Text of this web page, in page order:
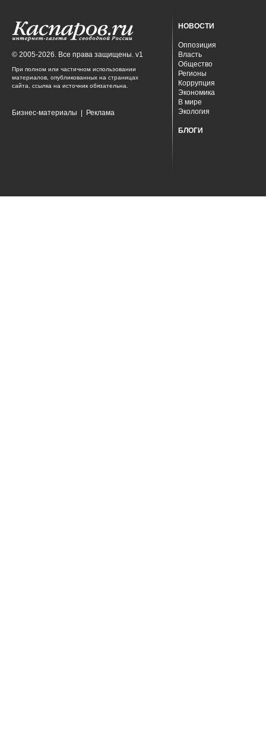
© 2005-2026. Все права защищены. v1
При полном или частичном использовании
материалов, опубликованных на страницах
сайта, ссылка на источник обязательна.
Бизнес-материалы Реклама
НОВОСТИ
Оппозиция
Власть
Общество
Регионы
Коррупция
Экономика
В мире
Экология
БЛОГИ